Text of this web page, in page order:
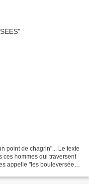
point de chagrin"... Le texte
ces hommes qui traversent
appelle "les bouleversées".